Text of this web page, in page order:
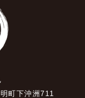
町下沖洲711